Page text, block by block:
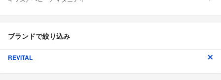
ブランドで絞り込み
REVITAL